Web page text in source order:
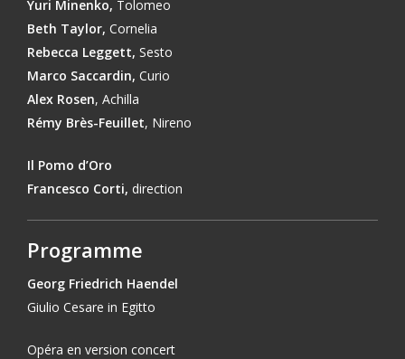
Yuri Minenko, Tolomeo
Beth Taylor, Cornelia
Rebecca Leggett, Sesto
Marco Saccardin, Curio
Alex Rosen, Achilla
Rémy Brès-Feuillet, Nireno
Il Pomo d’Oro
Francesco Corti, direction
Programme
Georg Friedrich Haendel
Giulio Cesare in Egitto
Opéra en version concert